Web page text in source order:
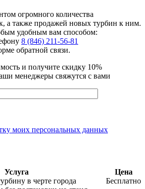
огромного количества
а также продажей новых турбин к ним.
удобным вам способом:
8 (846) 211-56-81
обратной связи.
и получите скидку 10%
менеджеры свяжутся с вами
моих персональных данных
Услуга
Цена
в черте города
Бесплатно